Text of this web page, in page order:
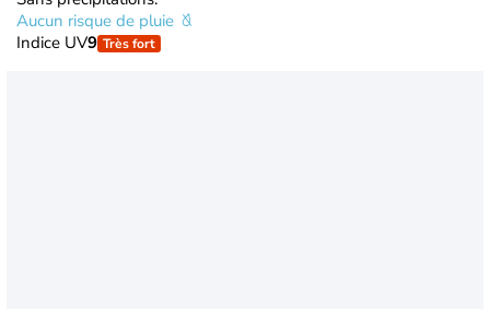
Aucun risque de pluie
Indice UV9 Très fort